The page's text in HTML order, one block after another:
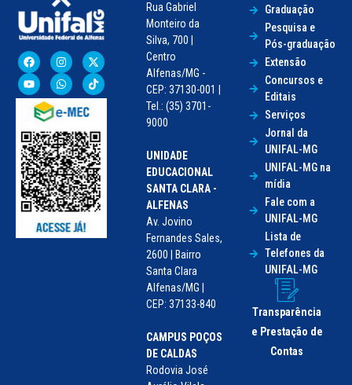
Rua Gabriel
Monteiro da
Silva, 700 |
Centro
Alfenas/MG -
CEP: 37130-001 |
Tel.: (35) 3701-
9000
UNIDADE
EDUCACIONAL
SANTA CLARA -
ALFENAS
Av. Jovino
Fernandes Sales,
2600 | Bairro
Santa Clara
Alfenas/MG |
CEP: 37133-840
CAMPUS POÇOS
DE CALDAS
Rodovia José
Graduação
Pesquisa e
Pós-graduação
Extensão
Concursos e
Editais
Serviços
Jornal da
UNIFAL-MG
UNIFAL-MG na
mídia
Fale com a
UNIFAL-MG
Lista de
Telefones da
UNIFAL-MG
Transparência
e Prestação de
Contas